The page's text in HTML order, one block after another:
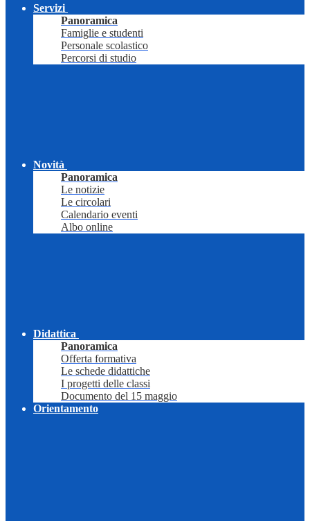
Servizi
Panoramica
Famiglie e studenti
Personale scolastico
Percorsi di studio
Novità
Panoramica
Le notizie
Le circolari
Calendario eventi
Albo online
Didattica
Panoramica
Offerta formativa
Le schede didattiche
I progetti delle classi
Documento del 15 maggio
Orientamento